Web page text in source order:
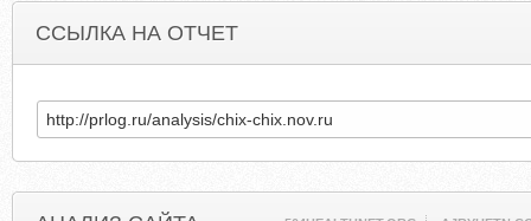
ССЫЛКА НА ОТЧЕТ